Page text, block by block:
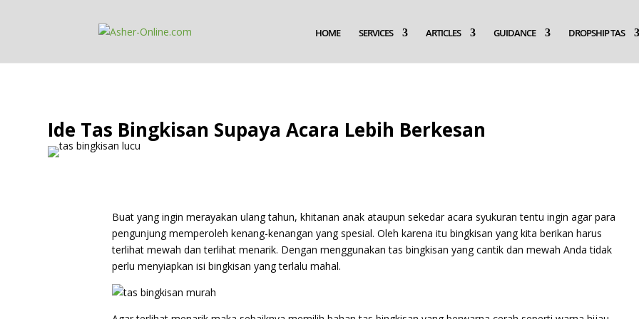
HOME SERVICES ARTICLES GUIDANCE DROPSHIP TAS
Ide Tas Bingkisan Supaya Acara Lebih Berkesan
Buat yang ingin merayakan ulang tahun, khitanan anak ataupun sekedar acara syukuran tentu ingin agar para
pengunjung memperoleh kenang-kenangan yang spesial. Oleh karena itu bingkisan yang kita berikan harus
terlihat mewah dan terlihat menarik. Dengan menggunakan tas bingkisan yang cantik dan mewah Anda tidak
perlu menyiapkan isi bingkisan yang terlalu mahal.